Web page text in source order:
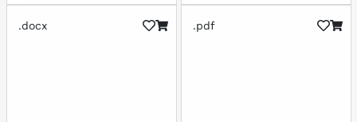
.docx .pdf